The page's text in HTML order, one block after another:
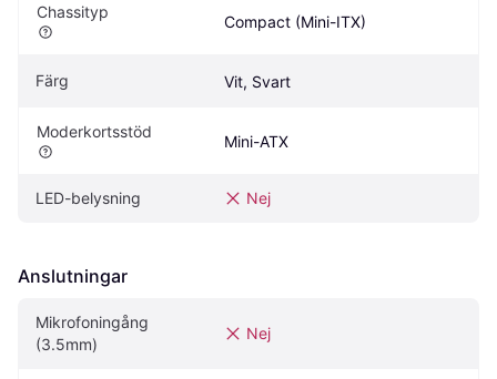
Chassityp
Compact (Mini-ITX)
Färg Vit, Svart
Moderkortsstöd
Mini-ATX
LED-belysning Nej
Anslutningar
Mikrofoningång
(3.5mm)
Nej